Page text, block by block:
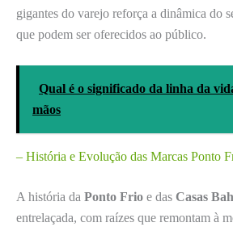
gigantes do varejo reforça a dinâmica do
que podem ser oferecidos ao público.
Qual é o significado da linha da
mãos
– História e Evolução das Marcas Ponto
A história da Ponto Frio e das Casas
entrelaçada, com raízes que remontam à